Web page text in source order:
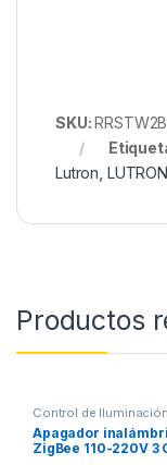
SKU:
Lutron
Productos
Control de Iluminación
Apagador
ZigBee 110-220V 3